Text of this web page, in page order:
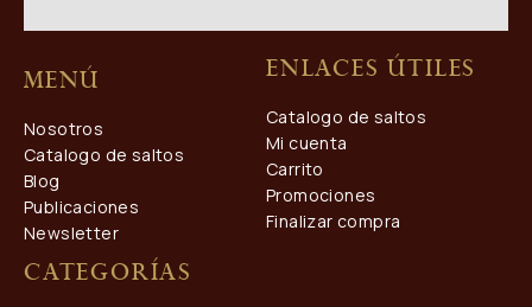
Menú
Nosotros
Catalogo de saltos
Blog
Publicaciones
Newsletter
Enlaces útiles
Catalogo de saltos
Mi cuenta
Carrito
Promociones
Finalizar compra
Categorías